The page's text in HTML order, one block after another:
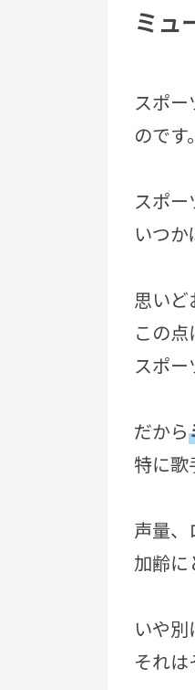
ミュ
スポ
のです。
スポ
いつか
思いど
この点
スポー
だから
特に歌
声量、
加齢に
いや別
それは